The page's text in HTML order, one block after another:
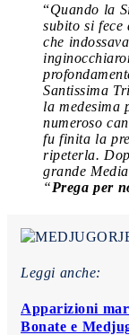
“Quando la
subito si
che
Santissima
la medesima
numeroso
fu finita la
ripeterla.
grande
“Prega per
Leggi anche:
Apparizioni
Bonate e